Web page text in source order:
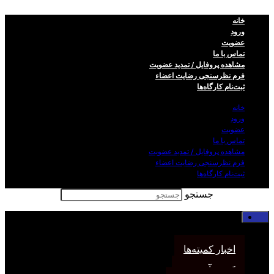
خانه
ورود
عضویت
تماس با ما
مشاهده پروفایل / تمدید عضویت
فرم نظر‌سنجی رضایت اعضاء
ثبت‌نام کارگاه‌ها
خانه
ورود
عضویت
تماس با ما
مشاهده پروفایل / تمدید عضویت
فرم نظر‌سنجی رضایت اعضاء
ثبت‌نام کارگاه‌ها
جستجو
اخبار کمیته‌ها
کمیته آموزش